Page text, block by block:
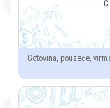
Gotovina, pouzeće,